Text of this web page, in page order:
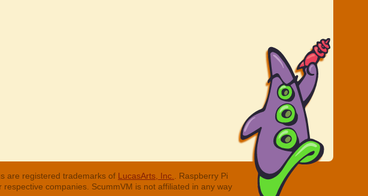
are registered trademarks of LucasArts, Inc.
. Raspberry Pi
companies. ScummVM is not affiliated in any way